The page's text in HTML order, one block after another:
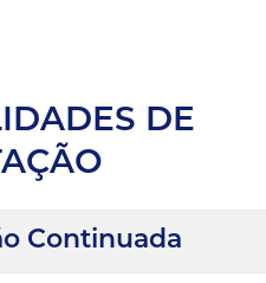
DE
Continuada